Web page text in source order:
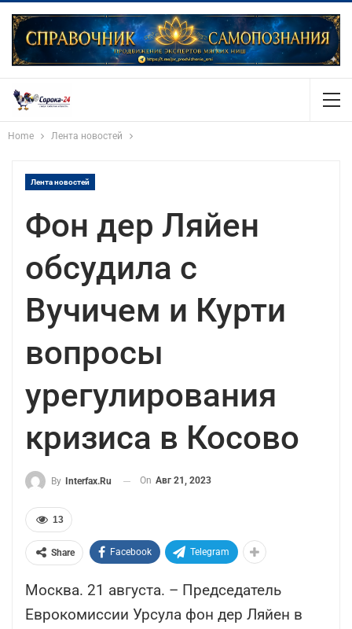
Home Лента новостей
Лента новостей
Фон дер Ляйен
обсудила с
Вучичем и Курти
вопросы
урегулирования
кризиса в Косово
By Interfax.ru On Авг 21, 2023
13
Share Facebook Telegram
Москва. 21 августа. – Председатель
Еврокомиссии Урсула фон дер Ляйен в